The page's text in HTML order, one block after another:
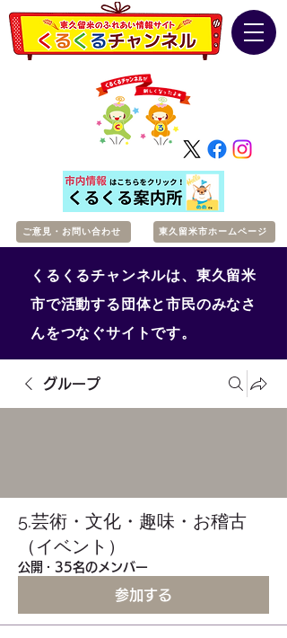
ご意見・お問い合わせ 東久留米市ホームページ
くるくるチャンネルは、東久留米
市で活動する団体と市民のみなさ
んをつなぐサイトです。
グループ
5.芸術・文化・趣味・お稽古
（イベント）
公開 · 35名のメンバー
参加する